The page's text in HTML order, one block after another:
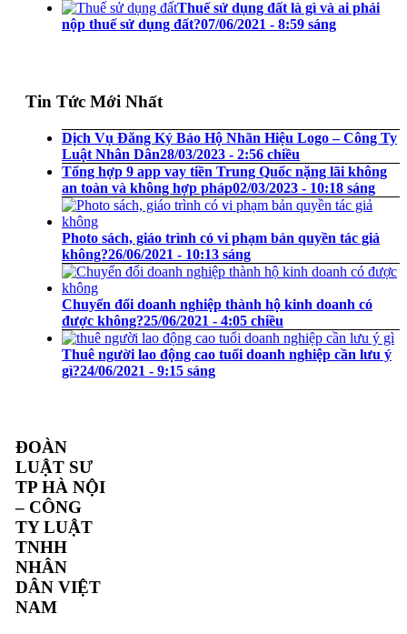
Thuế sử dụng đất là gì và ai phải
nộp thuế sử dụng đất?07/06/2021 - 8:59 sáng
Tin Tức Mới Nhất
Dịch Vụ Đăng Ký Bảo Hộ Nhãn Hiệu Logo – Công Ty
Luật Nhân Dân28/03/2023 - 2:56 chiều
Tổng hợp 9 app vay tiền Trung Quốc nặng lãi không
an toàn và không hợp pháp02/03/2023 - 10:18 sáng
Photo sách, giáo trình có vi phạm bản quyền tác giả
không?26/06/2021 - 10:13 sáng
Chuyển đổi doanh nghiệp thành hộ kinh doanh có
được không?25/06/2021 - 4:05 chiều
Thuê người lao động cao tuổi doanh nghiệp cần lưu ý
gì?24/06/2021 - 9:15 sáng
ĐOÀN
LUẬT SƯ
TP HÀ NỘI
– CÔNG
TY LUẬT
TNHH
NHÂN
DÂN VIỆT
NAM